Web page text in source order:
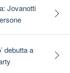
Jovanotti
debutta a